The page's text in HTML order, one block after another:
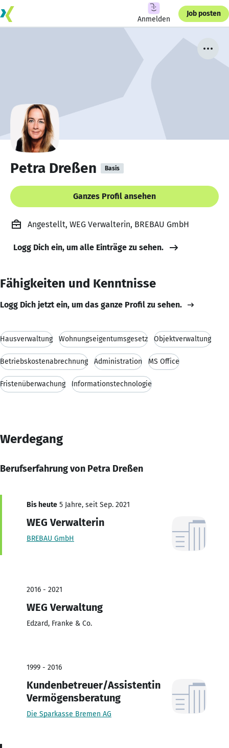
Anmelden
Job posten
Petra Dreßen Basis
Ganzes Profil ansehen
Angestellt, WEG Verwalterin, BREBAU GmbH
Logg Dich ein, um alle Einträge zu sehen.
Fähigkeiten und Kenntnisse
Logg Dich jetzt ein, um das ganze Profil zu sehen.
Hausverwaltung Wohnungseigentumsgesetz Objektverwaltung
Betriebskostenabrechnung Administration MS Office
Fristenüberwachung Informationstechnologie
Werdegang
Berufserfahrung von Petra Dreßen
Bis heute 5 Jahre, seit Sep. 2021
WEG Verwalterin
BREBAU GmbH
2016 - 2021
WEG Verwaltung
Edzard, Franke & Co.
1999 - 2016
Kundenbetreuer/Assistentin
Vermögensberatung
Die Sparkasse Bremen AG